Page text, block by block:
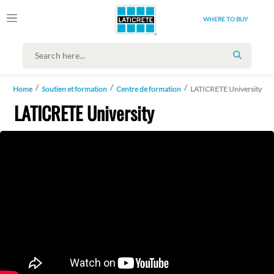
WHERE TO BUY
SEARCH
Home Soutien et formation Centre de formation LATICRETE University
LATICRETE University